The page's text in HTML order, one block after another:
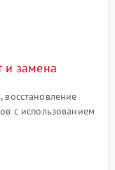
и замена
восстановление
с использованием
микросхемы
USB